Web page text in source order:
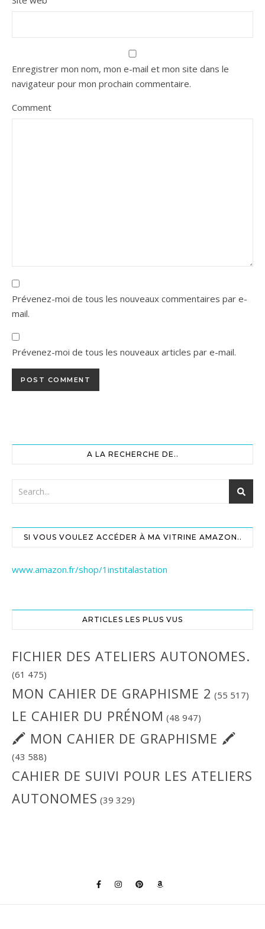
Enregistrer mon nom, mon e-mail et mon site dans le
navigateur pour mon prochain commentaire.
Comment
Prévenez-moi de tous les nouveaux commentaires par e-
mail.
Prévenez-moi de tous les nouveaux articles par e-mail.
A LA RECHERCHE DE..
SI VOUS VOULEZ ACCÉDER À MA VITRINE AMAZON..
www.amazon.fr/shop/1institalastation
ARTICLES LES PLUS VUS
FICHIER DES ATELIERS AUTONOMES.
(61 475)
MON CAHIER DE GRAPHISME 2 (55 517)
LE CAHIER DU PRÉNOM (48 947)
🖍 MON CAHIER DE GRAPHISME 🖍
(43 588)
CAHIER DE SUIVI POUR LES ATELIERS
AUTONOMES (39 329)